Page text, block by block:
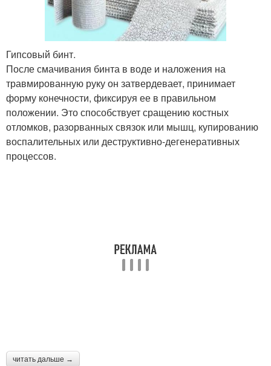
Гипсовый бинт.
После смачивания бинта в воде и наложения на
травмированную руку он затвердевает, принимает
форму конечности, фиксируя ее в правильном
положении. Это способствует сращению костных
отломков, разорванных связок или мышц, купированию
воспалительных или деструктивно-дегенеративных
процессов.
читать дальше →